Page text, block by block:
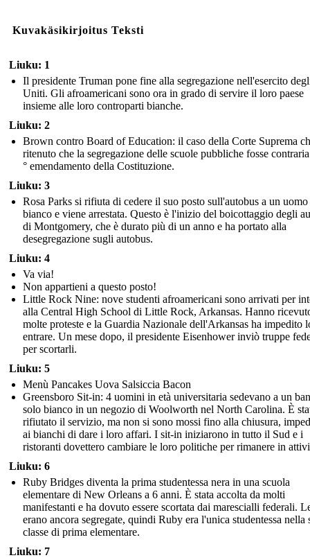
Kuvakäsikirjoitus Teksti
Liuku: 1
Il presidente Truman pone fine alla segregazione nell'esercito
Uniti. Gli afroamericani sono ora in grado di servire il loro paese
insieme alle loro controparti bianche.
Liuku: 2
Brown contro Board of Education: il caso della Corte Suprema
ritenuto che la segregazione delle scuole pubbliche fosse
° emendamento della Costituzione.
Liuku: 3
Rosa Parks si rifiuta di cedere il suo posto sull'autobus a un uomo
bianco e viene arrestata. Questo è l'inizio del boicottaggio degli
di Montgomery, che è durato più di un anno e ha portato alla
desegregazione sugli autobus.
Liuku: 4
Va via!
Non appartieni a questo posto!
Little Rock Nine: nove studenti afroamericani sono arrivati per
alla Central High School di Little Rock, Arkansas. Hanno
molte proteste e la Guardia Nazionale dell'Arkansas ha impedito
entrare. Un mese dopo, il presidente Eisenhower inviò truppe
per scortarli.
Liuku: 5
Menù Pancakes Uova Salsiccia Bacon
Greensboro Sit-in: 4 uomini in età universitaria sedevano a un
solo bianco in un negozio di Woolworth nel North Carolina. È
rifiutato il servizio, ma non si sono mossi fino alla chiusura,
ai bianchi di dare i loro affari. I sit-in iniziarono in tutto il Sud e i
ristoranti dovettero cambiare le loro politiche per rimanere in
Liuku: 6
Ruby Bridges diventa la prima studentessa nera in una scuola
elementare di New Orleans a 6 anni. È stata accolta da molti
manifestanti e ha dovuto essere scortata dai marescialli federali.
erano ancora segregate, quindi Ruby era l'unica studentessa nella
classe di prima elementare.
Liuku: 7